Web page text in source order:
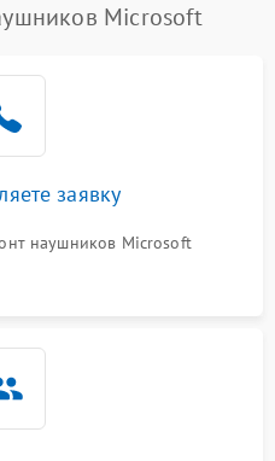
Microsoft
заявку
наушников Microsoft